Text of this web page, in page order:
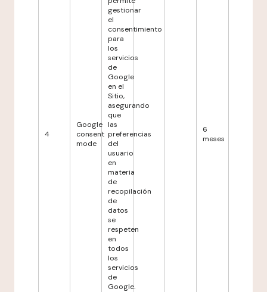
4
Google
consent
mode
gestionar
el
consentimiento
para
los
servicios
de
Google
en el
Sitio,
asegurando
que
las
preferencias
del
usuario
en
materia
de
recopilación
de
datos
se
respeten
en
todos
los
servicios
de
Google.
6
meses